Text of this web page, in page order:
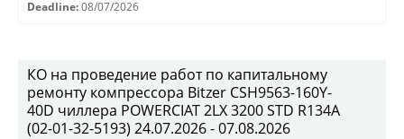
Deadline: 08/07/2026
КО на проведение работ по капитальному
ремонту компрессора Bitzer CSH9563-160Y-
40D чиллера POWERCIAT 2LX 3200 STD R134A
(02-01-32-5193) 24.07.2026 - 07.08.2026